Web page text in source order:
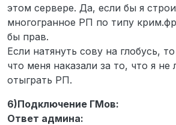
этом сервере. Да, если бы я
многогранное РП по типу
бы прав.
Если натянуть сову на глобусь,
что меня наказали за то, что я не
отыграть РП.
6)Подключение ГМов:
Ответ админа: